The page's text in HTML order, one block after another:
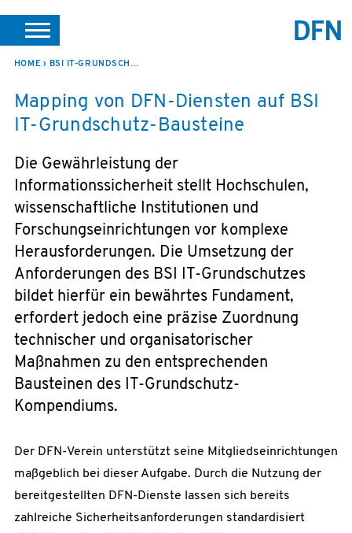
SUCHE PORTALE SUPPORT
VEREIN INTERN
HOME BSI IT-GRUNDSCHUTZ-BAUSTEINE
Mapping von DFN-Diensten auf BSI
IT-Grundschutz-Bausteine
Die Gewährleistung der
Informationssicherheit stellt Hochschulen,
wissenschaftliche Institutionen und
Forschungseinrichtungen vor komplexe
Herausforderungen. Die Umsetzung der
Anforderungen des BSI IT-Grundschutzes
bildet hierfür ein bewährtes Fundament,
erfordert jedoch eine präzise Zuordnung
technischer und organisatorischer
Maßnahmen zu den entsprechenden
Bausteinen des IT-Grundschutz-
Kompendiums.
Der DFN-Verein unterstützt seine Mitgliedseinrichtungen
maßgeblich bei dieser Aufgabe. Durch die Nutzung der
bereitgestellten DFN-Dienste lassen sich bereits
zahlreiche Sicherheitsanforderungen standardisiert